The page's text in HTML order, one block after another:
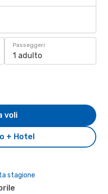
Passeggeri
1 adulto
+ Hotel
voli
stagione